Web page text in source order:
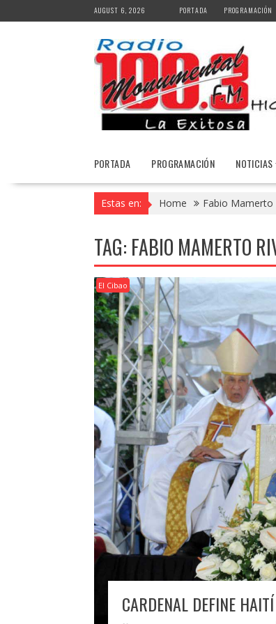
to
AUGUST 6, 2026 PORTADA PROGRAMACIÓN
PORTADA PROGRAMACIÓN NOTICIAS
Estas en: Home Fabio Mamerto
TAG: FABIO MAMERTO
El Cibao
CARDENAL DEFINE